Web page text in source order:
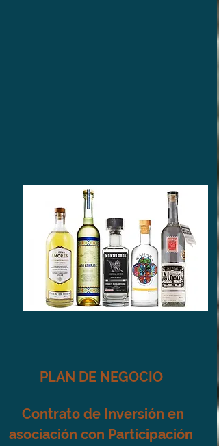
PLAN DE NEGOCIO
Contrato de Inversión en
asociación con Participación